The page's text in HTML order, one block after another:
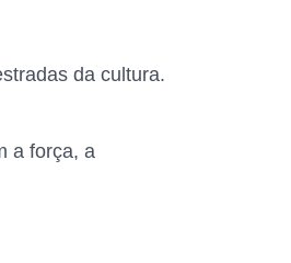
da cultura.
a força, a